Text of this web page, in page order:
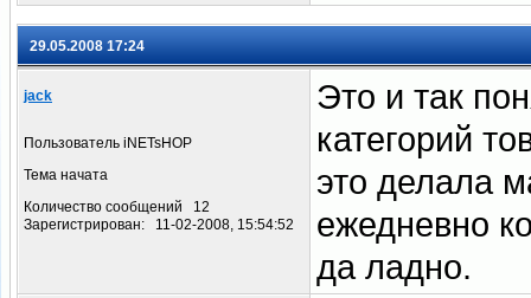
29.05.2008 17:24
jack
Пользователь iNETsHOP
Тема начата
Количество сообщений 12
Зарегистрирован: 11-02-2008, 15:54:52
Это и так
категорий
это делала
ежедневно
да ладно.